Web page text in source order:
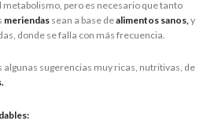
pero es necesario que tanto
meriendas sean a base dealimentos sanos,y
donde se falla con más frecuencia.
algunas sugerencias muy ricas, nutritivas, de